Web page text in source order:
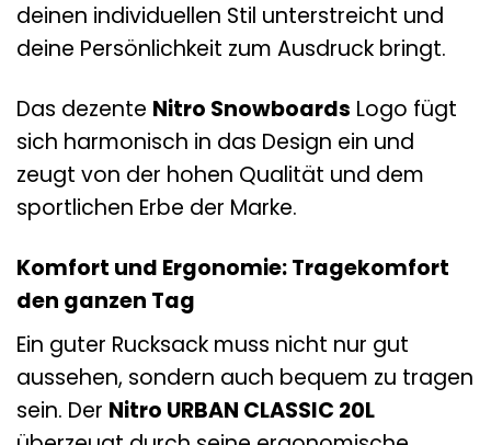
deinen individuellen Stil unterstreicht und
deine Persönlichkeit zum Ausdruck bringt.
Das dezente Nitro Snowboards Logo fügt
sich harmonisch in das Design ein und
zeugt von der hohen Qualität und dem
sportlichen Erbe der Marke.
Komfort und Ergonomie: Tragekomfort
den ganzen Tag
Ein guter Rucksack muss nicht nur gut
aussehen, sondern auch bequem zu tragen
sein. Der Nitro URBAN CLASSIC 20L